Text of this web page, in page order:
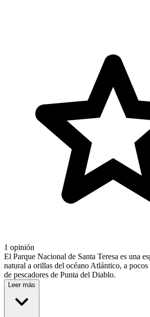
1 opinión
El Parque Nacional de Santa Teresa es una
natural a orillas del océano Atlántico, a
de pescadores de Punta del Diablo.
Leer más